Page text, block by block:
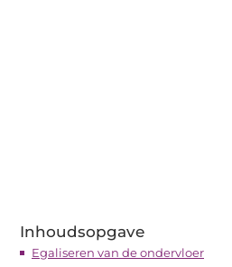
Inhoudsopgave
Egaliseren van de ondervloer